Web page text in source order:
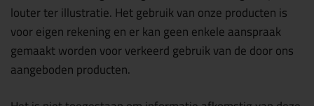
louter ter illustratie. Het gebruik van onze producten is
voor eigen rekening en er kan geen enkele aanspraak
gemaakt worden voor verkeerd gebruik van de door ons
aangeboden producten.